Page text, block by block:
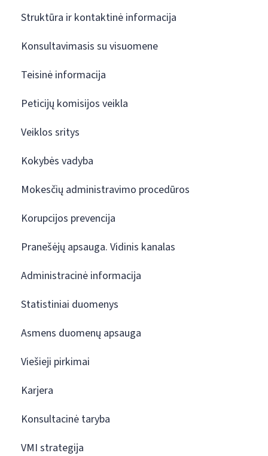
Struktūra ir kontaktinė informacija
Konsultavimasis su visuomene
Teisinė informacija
Peticijų komisijos veikla
Veiklos sritys
Kokybės vadyba
Mokesčių administravimo procedūros
Korupcijos prevencija
Pranešėjų apsauga. Vidinis kanalas
Administracinė informacija
Statistiniai duomenys
Asmens duomenų apsauga
Viešieji pirkimai
Karjera
Konsultacinė taryba
VMI strategija